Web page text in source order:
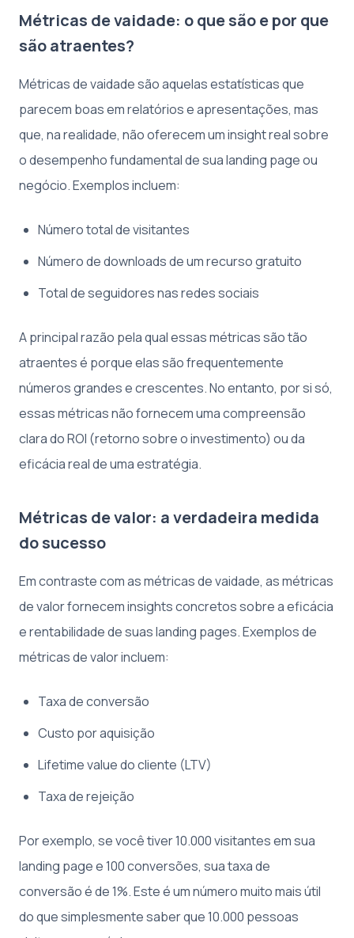
Métricas de vaidade: o que são e por que
são atraentes?
Métricas de vaidade são aquelas estatísticas que
parecem boas em relatórios e apresentações, mas
que, na realidade, não oferecem um insight real sobre
o desempenho fundamental de sua landing page ou
negócio. Exemplos incluem:
Número total de visitantes
Número de downloads de um recurso gratuito
Total de seguidores nas redes sociais
A principal razão pela qual essas métricas são tão
atraentes é porque elas são frequentemente
números grandes e crescentes. No entanto, por si só,
essas métricas não fornecem uma compreensão
clara do ROI (retorno sobre o investimento) ou da
eficácia real de uma estratégia.
Métricas de valor: a verdadeira medida
do sucesso
Em contraste com as métricas de vaidade, as métricas
de valor fornecem insights concretos sobre a eficácia
e rentabilidade de suas landing pages. Exemplos de
métricas de valor incluem:
Taxa de conversão
Custo por aquisição
Lifetime value do cliente (LTV)
Taxa de rejeição
Por exemplo, se você tiver 10.000 visitantes em sua
landing page e 100 conversões, sua taxa de
conversão é de 1%. Este é um número muito mais útil
do que simplesmente saber que 10.000 pessoas